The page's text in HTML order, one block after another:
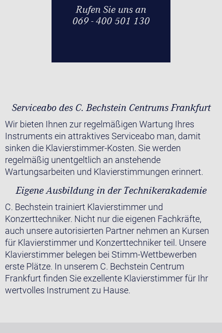
Rufen Sie uns an
069 - 400 501 130
Serviceabo des C. Bechstein Centrums Frankfurt
Wir bieten Ihnen zur regelmäßigen Wartung Ihres
Instruments ein attraktives Serviceabo man, damit
sinken die Klavierstimmer-Kosten. Sie werden
regelmäßig unentgeltlich an anstehende
Wartungsarbeiten und Klavierstimmungen erinnert.
Eigene Ausbildung in der Technikerakademie
C. Bechstein trainiert Klavierstimmer und
Konzerttechniker. Nicht nur die eigenen Fachkräfte,
auch unsere autorisierten Partner nehmen an Kursen
für Klavierstimmer und Konzerttechniker teil. Unsere
Klavierstimmer belegen bei Stimm-Wettbewerben
erste Plätze. In unserem C. Bechstein Centrum
Frankfurt finden Sie exzellente Klavierstimmer für Ihr
wertvolles Instrument zu Hause.